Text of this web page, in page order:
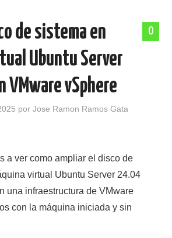
0
de sistema en
Ubuntu Server
VMware vSphere
porJose Ramon Ramos Gata
a ver como ampliar el disco de
virtual Ubuntu Server 24.04
una infraestructura de VMware
con la máquina iniciada y sin